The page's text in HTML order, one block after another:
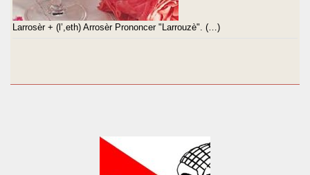
Larrosèr + (l’,eth) Arrosèr Prononcer "Larrouzè". (…)